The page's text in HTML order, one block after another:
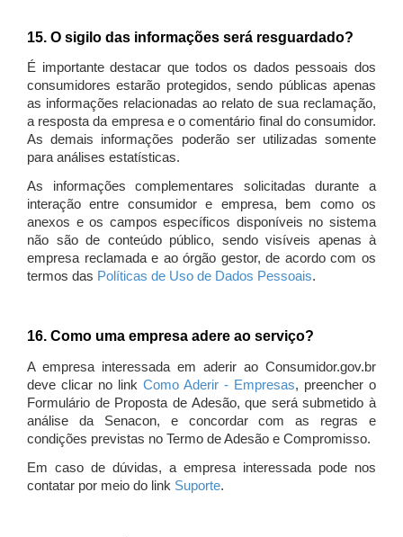
15. O sigilo das informações será resguardado?
É importante destacar que todos os dados pessoais dos
consumidores estarão protegidos, sendo públicas apenas
as informações relacionadas ao relato de sua reclamação,
a resposta da empresa e o comentário final do consumidor.
As demais informações poderão ser utilizadas somente
para análises estatísticas.
As informações complementares solicitadas durante a
interação entre consumidor e empresa, bem como os
anexos e os campos específicos disponíveis no sistema
não são de conteúdo público, sendo visíveis apenas à
empresa reclamada e ao órgão gestor, de acordo com os
termos das Políticas de Uso de Dados Pessoais.
16. Como uma empresa adere ao serviço?
A empresa interessada em aderir ao Consumidor.gov.br
deve clicar no link Como Aderir - Empresas, preencher o
Formulário de Proposta de Adesão, que será submetido à
análise da Senacon, e concordar com as regras e
condições previstas no Termo de Adesão e Compromisso.
Em caso de dúvidas, a empresa interessada pode nos
contatar por meio do link Suporte.